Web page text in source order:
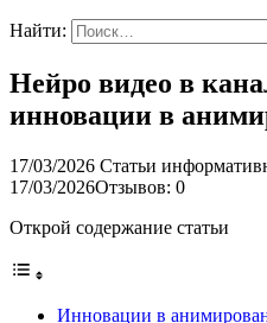
Найти:
Нейро видео в
инновации в
17/03/2026 Статьи
17/03/2026Отзывов: 0
Открой содержание статьи
Инновации в